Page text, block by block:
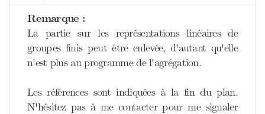
Remarque :
La partie sur les représentations linéaires de
groupes finis peut être enlevée, d'autant qu'elle
n'est plus au programme de l'agrégation.
Les références sont indiquées à la fin du plan.
N'hésitez pas à me contacter pour me signaler